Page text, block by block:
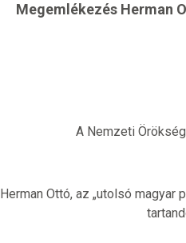
Megemlékezés Herman
A Nemzeti
Herman Ottó, az „utolsó